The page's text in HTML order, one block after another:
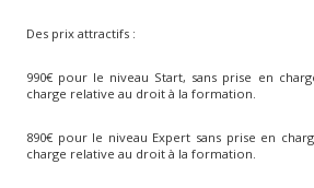
Des prix attractifs :
990€ pour le niveau Start, sans prise en
charge relative au droit à la formation.
890€ pour le niveau Expert sans prise en
charge relative au droit à la formation.